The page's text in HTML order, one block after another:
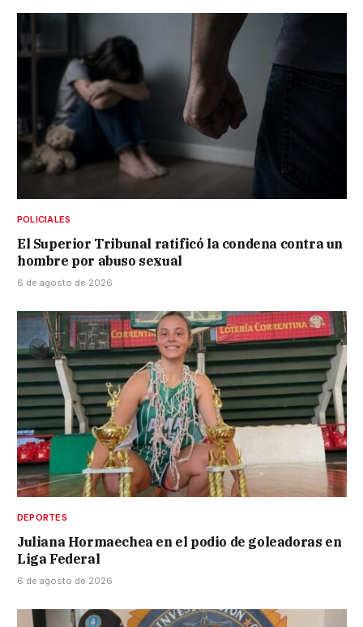
POLICIALES
El Superior Tribunal ratificó la condena contra un
hombre por abuso sexual
6 de agosto de 2026
DEPORTES
Juliana Hormaechea en el podio de goleadoras en
Liga Federal
6 de agosto de 2026